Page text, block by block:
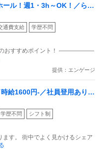
ル！週1・3h～OK！／らあ
通費支給 学歴不問
すめポイント！ ――――――
提供：エンゲージ
給1600円-／社員登用あり／
学歴不問 シフト制
す。 街中でよく⾒かけるシェア